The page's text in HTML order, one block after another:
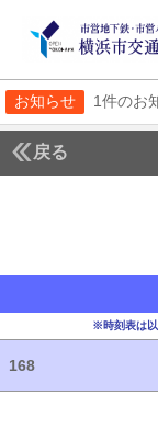
お知らせ 1件のお
戻る
※時刻表は以
168